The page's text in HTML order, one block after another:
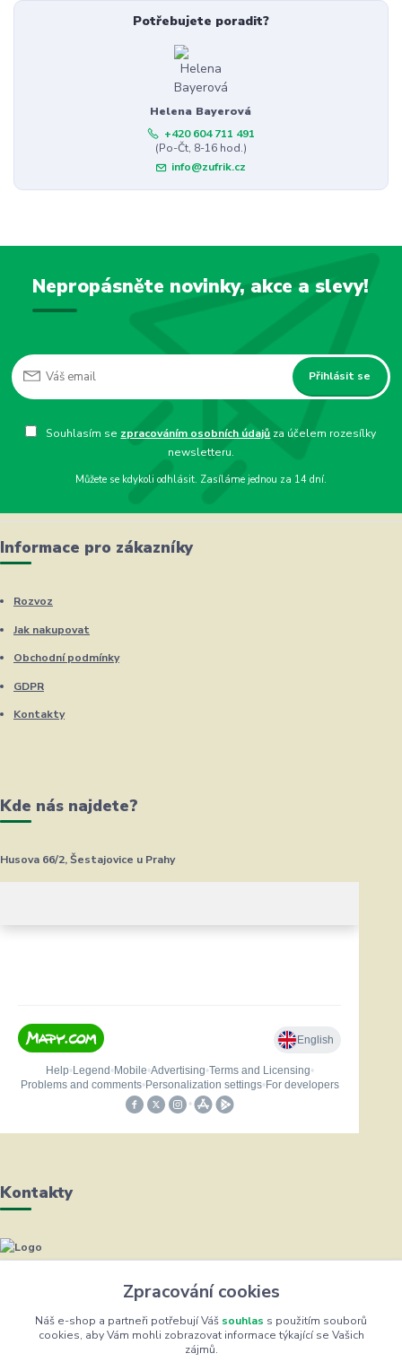
Potřebujete poradit?
Helena Bayerová
+420 604 711 491
(Po-Čt, 8-16 hod.)
info@zufrik.cz
Nepropásněte novinky, akce a slevy!
Přihlásit se
Souhlasím se zpracováním osobních údajů za účelem rozesílky
newsletteru.
Můžete se kdykoli odhlásit. Zasíláme jednou za 14 dní.
Informace pro zákazníky
Rozvoz
Jak nakupovat
Obchodní podmínky
GDPR
Kontakty
Kde nás najdete?
Husova 66/2, Šestajovice u Prahy
Kontakty
+420 604 711 491
(Po-Čt, 8-16 hod.)
info@zufrik.cz
Zpracování cookies
Náš e-shop a partneři potřebují Váš souhlas s použitím souborů
cookies, aby Vám mohli zobrazovat informace týkající se Vašich
zájmů.